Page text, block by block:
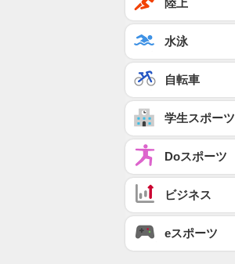
陸上
水泳
自転車
学生スポーツ
Doスポーツ
ビジネス
eスポーツ